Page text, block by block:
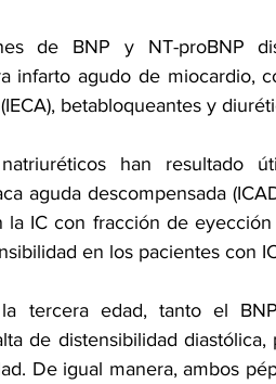
de BNP y NT-proBNP
infarto agudo de miocardio,
betabloqueantes y
han resultado
aguda descompensada
la IC con fracción de
en los pacientes con
tercera edad, tanto el
de distensibilidad
De igual manera, ambos